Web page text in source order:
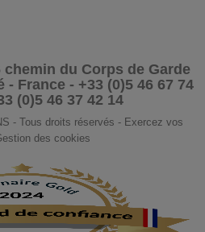
chemin du Corps de Garde
- France - +33 (0)5 46 67 74
(0)5 46 37 42 14
- Tous droits réservés - Exercez vos
des cookies